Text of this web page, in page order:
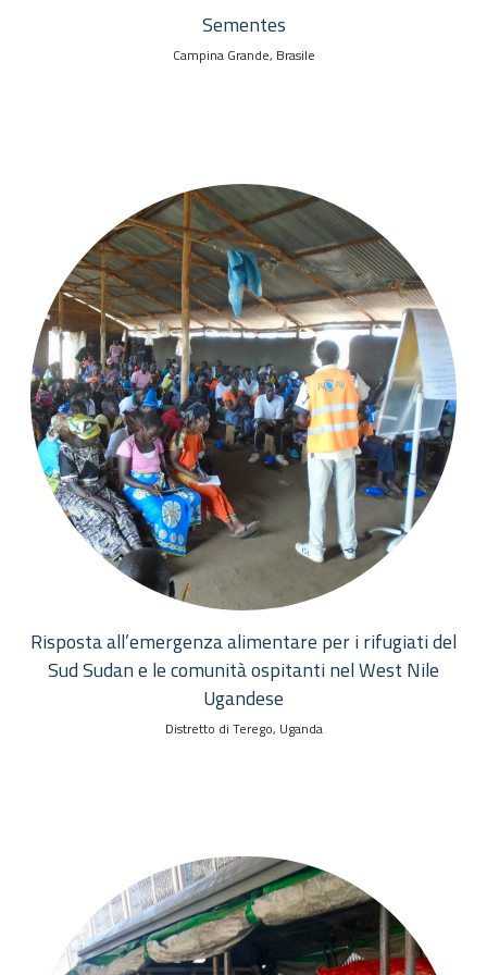
Sementes
Campina Grande, Brasile
Risposta all’emergenza alimentare per i rifugiati del
Sud Sudan e le comunità ospitanti nel West Nile
Ugandese
Distretto di Terego, Uganda